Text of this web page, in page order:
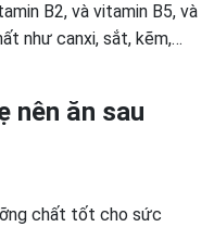
B2, và vitamin B5, và
như canxi, sắt, kẽm,…
nên ăn sau
chất tốt cho sức